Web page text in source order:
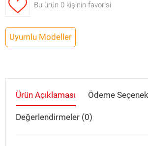
Bu ürün 0 kişinin favorisi
Uyumlu Modeller
Ürün Açıklaması Ödeme
Değerlendirmeler (0)